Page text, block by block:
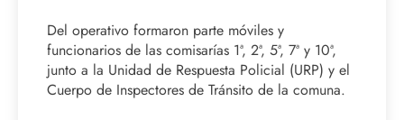
Del operativo formaron parte móviles y
funcionarios de las comisarías 1ª, 2ª, 5ª, 7ª y 10ª,
junto a la Unidad de Respuesta Policial (URP) y el
Cuerpo de Inspectores de Tránsito de la comuna.